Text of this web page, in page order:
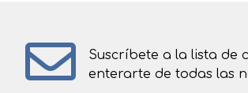
Suscríbete a la lista de
enterarte de todas las